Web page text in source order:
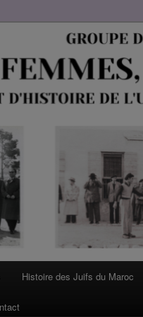
Histoire des Juifs du Maroc